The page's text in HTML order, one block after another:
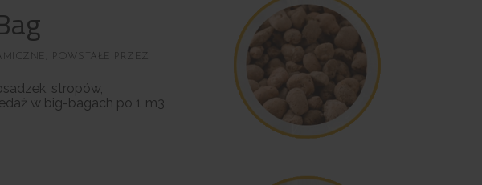
POWSTAŁE PRZEZ
stropów,
w big-bagach po 1 m3